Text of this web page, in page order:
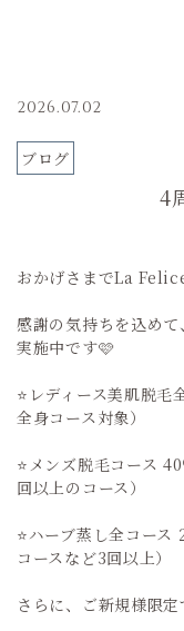
2026.07.02
ブログ
4
おかげさまでLa
感謝の気持ちを込め
実施中です🩷
⭐️レディース美肌脱
全身コース対象）
⭐️メンズ脱毛コース
回以上のコース）
⭐️ハーブ蒸し全コース
コースなど3回以上）
さらに、ご新規様限